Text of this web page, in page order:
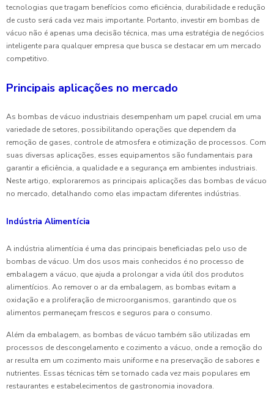
tecnologias que tragam benefícios como eficiência, durabilidade e redução
de custo será cada vez mais importante. Portanto, investir em bombas de
vácuo não é apenas uma decisão técnica, mas uma estratégia de negócios
inteligente para qualquer empresa que busca se destacar em um mercado
competitivo.
Principais aplicações no mercado
As bombas de vácuo industriais desempenham um papel crucial em uma
variedade de setores, possibilitando operações que dependem da
remoção de gases, controle de atmosfera e otimização de processos. Com
suas diversas aplicações, esses equipamentos são fundamentais para
garantir a eficiência, a qualidade e a segurança em ambientes industriais.
Neste artigo, exploraremos as principais aplicações das bombas de vácuo
no mercado, detalhando como elas impactam diferentes indústrias.
Indústria Alimentícia
A indústria alimentícia é uma das principais beneficiadas pelo uso de
bombas de vácuo. Um dos usos mais conhecidos é no processo de
embalagem a vácuo, que ajuda a prolongar a vida útil dos produtos
alimentícios. Ao remover o ar da embalagem, as bombas evitam a
oxidação e a proliferação de microorganismos, garantindo que os
alimentos permaneçam frescos e seguros para o consumo.
Além da embalagem, as bombas de vácuo também são utilizadas em
processos de descongelamento e cozimento a vácuo, onde a remoção do
ar resulta em um cozimento mais uniforme e na preservação de sabores e
nutrientes. Essas técnicas têm se tornado cada vez mais populares em
restaurantes e estabelecimentos de gastronomia inovadora.